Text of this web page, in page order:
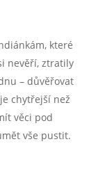
které
nevěří, ztratily
– důvěřovat
chytřejší než
věci pod
vše pustit.